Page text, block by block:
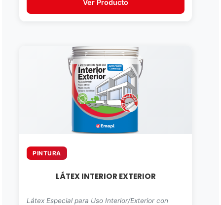
Ver Producto
PINTURA
LÁTEX INTERIOR EXTERIOR
Látex Especial para Uso Interior/Exterior con
Asistente EMAPI
En línea ahora